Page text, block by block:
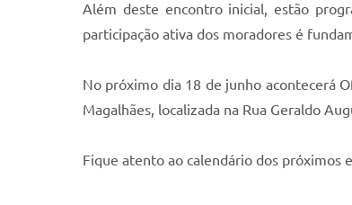
Além deste encontro inicial, estão
participação ativa dos moradores é
No próximo dia 18 de junho acontecerá
Magalhães, localizada na Rua Geraldo
Fique atento ao calendário dos próximos